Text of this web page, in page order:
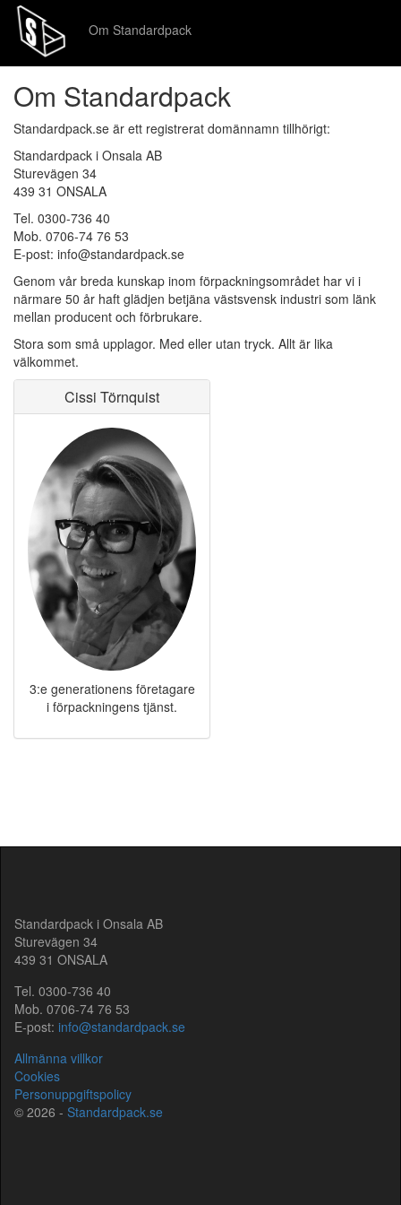
Om Standardpack
Om Standardpack
Standardpack.se är ett registrerat domännamn tillhörigt:
Standardpack i Onsala AB
Sturevägen 34
439 31 ONSALA
Tel. 0300-736 40
Mob. 0706-74 76 53
E-post: info@standardpack.se
Genom vår breda kunskap inom förpackningsområdet har vi i
närmare 50 år haft glädjen betjäna västsvensk industri som länk
mellan producent och förbrukare.
Stora som små upplagor. Med eller utan tryck. Allt är lika
välkommet.
Cissi Törnquist
3:e generationens företagare
i förpackningens tjänst.
Standardpack i Onsala AB
Sturevägen 34
439 31 ONSALA
Tel. 0300-736 40
Mob. 0706-74 76 53
E-post: info@standardpack.se
Allmänna villkor
Cookies
Personuppgiftspolicy
© 2026 - Standardpack.se